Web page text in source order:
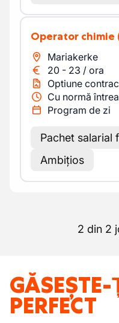
Operator chimie
Mariakerke
20 - 23 / ora
Optiune
Cu normă
Program de zi
Pachet salarial
Ambițios
2 din 2
PERFECT